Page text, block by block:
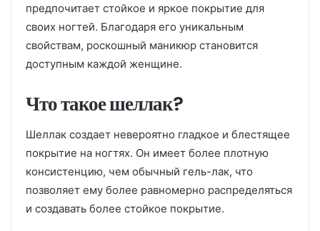
предпочитает стойкое и яркое покрытие для
своих ногтей. Благодаря его уникальным
свойствам, роскошный маникюр становится
доступным каждой женщине.
Что такое шеллак?
Шеллак создает невероятно гладкое и блестящее
покрытие на ногтях. Он имеет более плотную
консистенцию, чем обычный гель-лак, что
позволяет ему более равномерно распределяться
и создавать более стойкое покрытие.